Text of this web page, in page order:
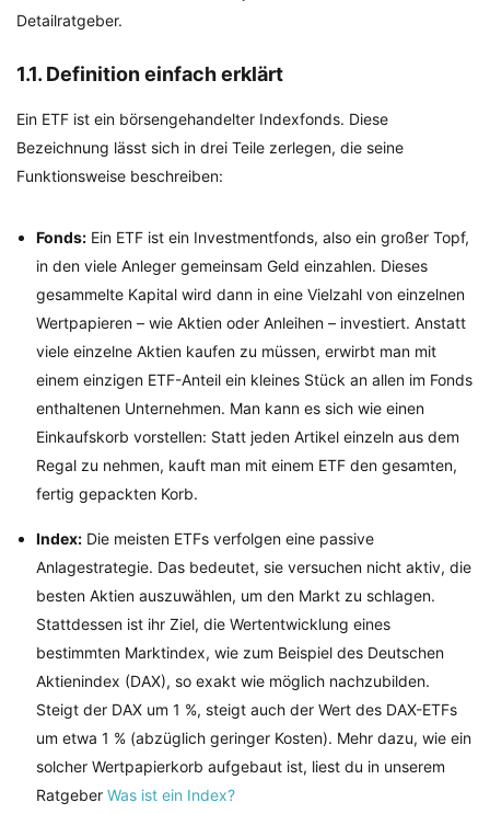
Detailratgeber.
1.1. Definition einfach erklärt
Ein ETF ist ein börsengehandelter Indexfonds. Diese
Bezeichnung lässt sich in drei Teile zerlegen, die seine
Funktionsweise beschreiben:
Fonds: Ein ETF ist ein Investmentfonds, also ein großer Topf,
in den viele Anleger gemeinsam Geld einzahlen. Dieses
gesammelte Kapital wird dann in eine Vielzahl von einzelnen
Wertpapieren – wie Aktien oder Anleihen – investiert. Anstatt
viele einzelne Aktien kaufen zu müssen, erwirbt man mit
einem einzigen ETF-Anteil ein kleines Stück an allen im Fonds
enthaltenen Unternehmen. Man kann es sich wie einen
Einkaufskorb vorstellen: Statt jeden Artikel einzeln aus dem
Regal zu nehmen, kauft man mit einem ETF den gesamten,
fertig gepackten Korb.
Index: Die meisten ETFs verfolgen eine passive
Anlagestrategie. Das bedeutet, sie versuchen nicht aktiv, die
besten Aktien auszuwählen, um den Markt zu schlagen.
Stattdessen ist ihr Ziel, die Wertentwicklung eines
bestimmten Marktindex, wie zum Beispiel des Deutschen
Aktienindex (DAX), so exakt wie möglich nachzubilden.
Steigt der DAX um 1 %, steigt auch der Wert des DAX-ETFs
um etwa 1 % (abzüglich geringer Kosten). Mehr dazu, wie ein
solcher Wertpapierkorb aufgebaut ist, liest du in unserem
Ratgeber Was ist ein Index?